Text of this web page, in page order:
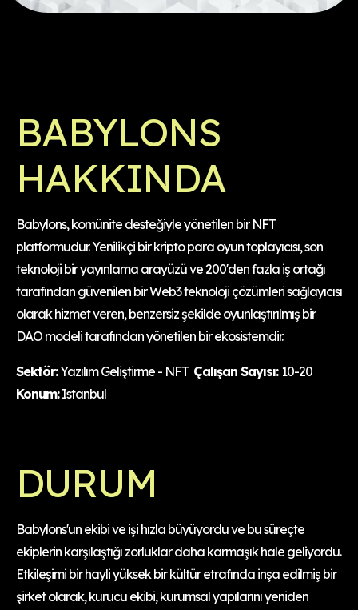
BABYLONS
HAKKINDA
Babylons, komünite desteğiyle yönetilen bir NFT
platformudur. Yenilikçi bir kripto para oyun toplayıcısı, son
teknoloji bir yayınlama arayüzü ve 200'den fazla iş ortağı
tarafından güvenilen bir Web3 teknoloji çözümleri sağlayıcısı
olarak hizmet veren, benzersiz şekilde oyunlaştırılmış bir
DAO modeli tarafından yönetilen bir ekosistemdir.
Sektör:Yazılım Geliştirme - NFT Çalışan Sayısı: 10-20
Konum:Istanbul
DURUM
Babylons'un ekibi ve işi hızla büyüyordu ve bu süreçte
ekiplerin karşılaştığı zorluklar daha karmaşık hale geliyordu.
Etkileşimi bir hayli yüksek bir kültür etrafında inşa edilmiş bir
şirket olarak, kurucu ekibi, kurumsal yapılarını yeniden